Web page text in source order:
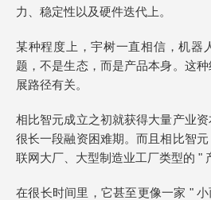
力、稳定性以及硬件迭代上。
某种程度上，宇树一直相信，机器
题，不是生态，而是产品本身。这
展路径有关。
相比智元成立之初就获得大量产业
很长一段融资困难期。而且相比智
联网大厂、大型制造业工厂类型的 "
在很长时间里，它甚至更像一家 "